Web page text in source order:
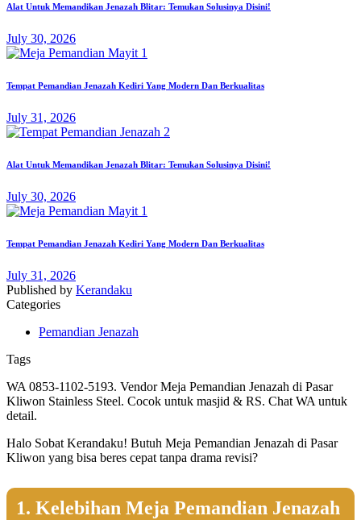
Alat Untuk Memandikan Jenazah Blitar: Temukan Solusinya Disini!
July 30, 2026
Tempat Pemandian Jenazah Kediri Yang Modern Dan Berkualitas
July 31, 2026
Alat Untuk Memandikan Jenazah Blitar: Temukan Solusinya Disini!
July 30, 2026
Tempat Pemandian Jenazah Kediri Yang Modern Dan Berkualitas
July 31, 2026
Published by Kerandaku
Categories
Pemandian Jenazah
Tags
WA 0853-1102-5193. Vendor Meja Pemandian Jenazah di Pasar
Kliwon Stainless Steel. Cocok untuk masjid & RS. Chat WA untuk
detail.
Halo Sobat Kerandaku! Butuh Meja Pemandian Jenazah di Pasar
Kliwon yang bisa beres cepat tanpa drama revisi?
1. Kelebihan Meja Pemandian Jenazah